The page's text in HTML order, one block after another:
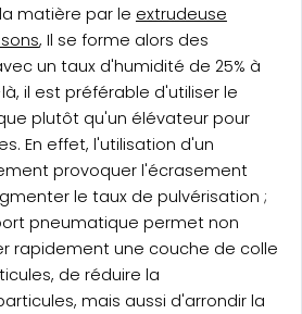
matière par le extrudeuse
, Il se forme alors des
un taux d'humidité de 25% à
il est préférable d'utiliser le
plutôt qu'un élévateur pour
En effet, l'utilisation d'un
provoquer l'écrasement
le taux de pulvérisation ;
pneumatique permet non
rapidement une couche de colle
de réduire la
mais aussi d'arrondir la